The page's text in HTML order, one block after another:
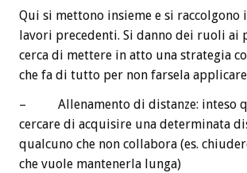
Qui si mettono insieme e si
lavori precedenti. Si danno dei ruoli ai
cerca di mettere in atto una strategia
che fa di tutto per non farsela
– Allenamento di distanze: inteso
cercare di acquisire una determinata
qualcuno che non collabora (es.
che vuole mantenerla lunga)